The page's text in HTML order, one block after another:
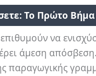
Το Πρώτο
επιθυμούν να
άμεση
παραγωγικής